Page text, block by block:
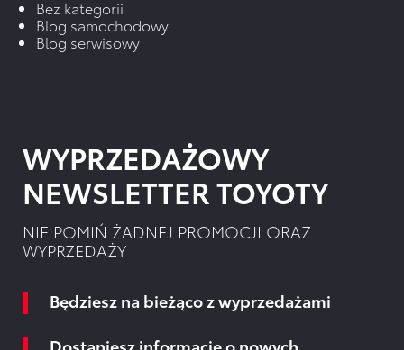
Bez kategorii
Blog samochodowy
Blog serwisowy
WYPRZEDAŻOWY
NEWSLETTER TOYOTY
NIE POMIŃ ŻADNEJ PROMOCJI ORAZ
WYPRZEDAŻY
Będziesz na bieżąco z wyprzedażami